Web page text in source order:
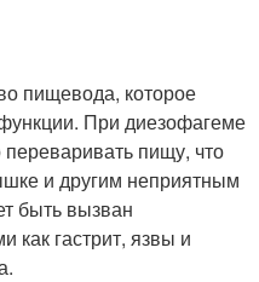
пищевода, которое
При диезофагеме
пищу, что
и другим неприятным
быть вызван
как гастрит, язвы и